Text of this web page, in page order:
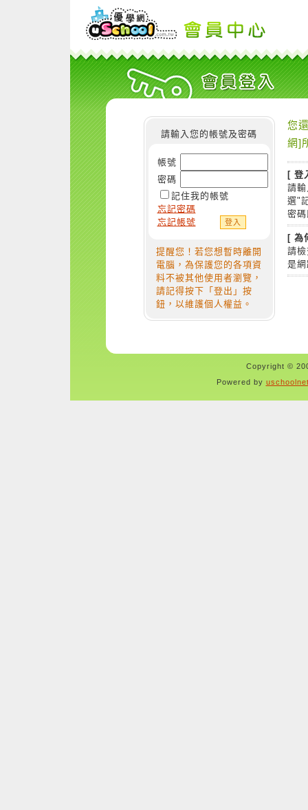
請輸入您的帳號及密碼
帳號
密碼
記住我的帳號
忘記密碼
忘記帳號
提醒您！若您想暫時離開
電腦，為保護您的各項資
料不被其他使用者瀏覽，
請記得按下「登出」按
鈕，以維護個人權益。
您
網]
[ 登
請
選"
密
[ 為
請
是
Copyright ©
Powered by